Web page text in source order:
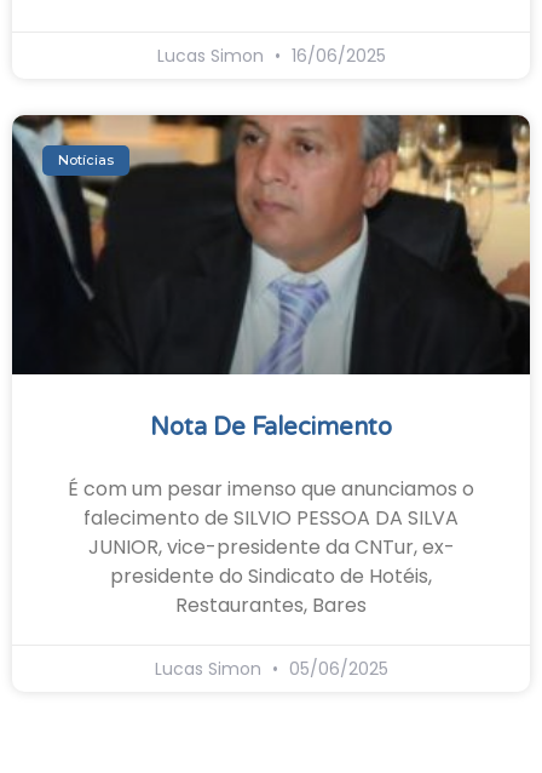
Lucas Simon 16/06/2025
Notícias
Nota De Falecimento
É com um pesar imenso que anunciamos o
falecimento de SILVIO PESSOA DA SILVA
JUNIOR, vice-presidente da CNTur, ex-
presidente do Sindicato de Hotéis,
Restaurantes, Bares
Lucas Simon 05/06/2025